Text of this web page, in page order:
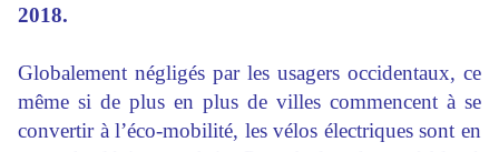
2018.
Globalement négligés par les usagers occidentaux, ce
même si de plus en plus de villes commencent à se
convertir à l’éco-mobilité, les vélos électriques sont en